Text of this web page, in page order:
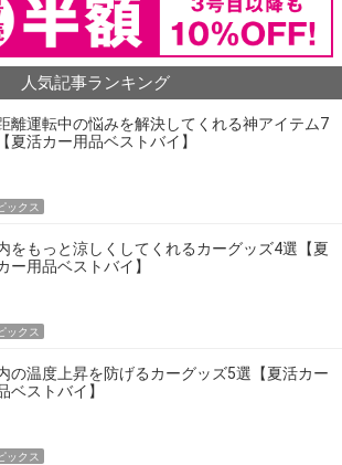
人気記事ランキング
離運転中の悩みを解決してくれる神アイテム7
夏活カー用品ベストバイ】
ックス
をもっと涼しくしてくれるカーグッズ4選【夏
ー用品ベストバイ】
ックス
の温度上昇を防げるカーグッズ5選【夏活カー
ベストバイ】
ックス